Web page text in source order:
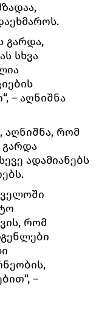
გარდა,
სხვა
– აღნიშნა
აღნიშნა, რომ
ადამიანებს
რომ
–